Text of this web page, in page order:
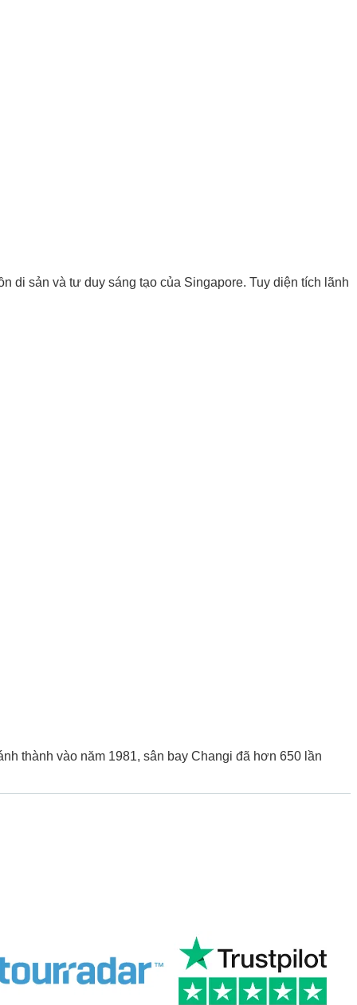
di sản và tư duy sáng tạo của Singapore. Tuy diện tích lãnh
thành vào năm 1981, sân bay Changi đã hơn 650 lần